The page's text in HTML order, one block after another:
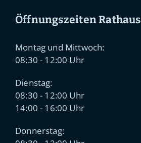
Öffnungszeiten Rathaus
Montag und Mittwoch:
08:30 - 12:00 Uhr
Dienstag:
08:30 - 12:00 Uhr
14:00 - 16:00 Uhr
Donnerstag: